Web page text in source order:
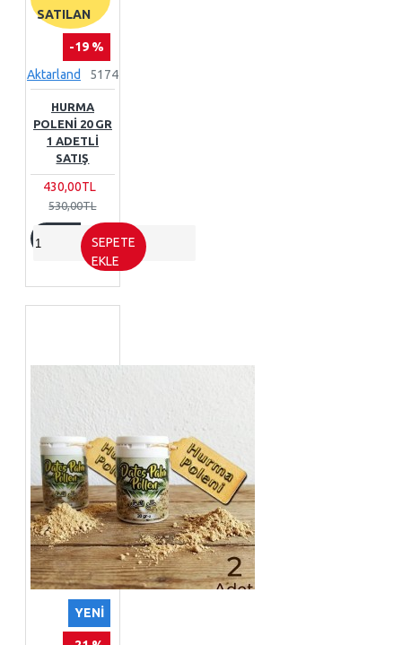
SATILAN
-19 %
Aktarland
5174
HURMA
POLENI 20 GR
1 ADETLI
SATIŞ
430,00TL
530,00TL
SEPETE
EKLE
YENI